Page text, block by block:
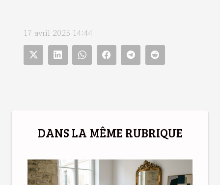
17 avril 2025 14:44
DANS LA MÊME RUBRIQUE